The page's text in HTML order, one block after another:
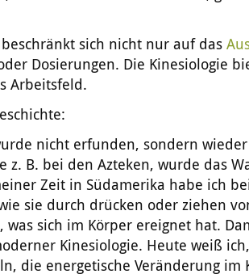
sich nicht nur auf das
Dosierungen. Die Kinesiologie
Arbeitsfeld.
nicht erfunden, sondern
z. B. bei den Azteken, wurde das
Zeit in Südamerika habe ich
sie durch drücken oder ziehen
sich im Körper ereignet hat.
Kinesiologie. Heute weiß
die energetische Veränderung im